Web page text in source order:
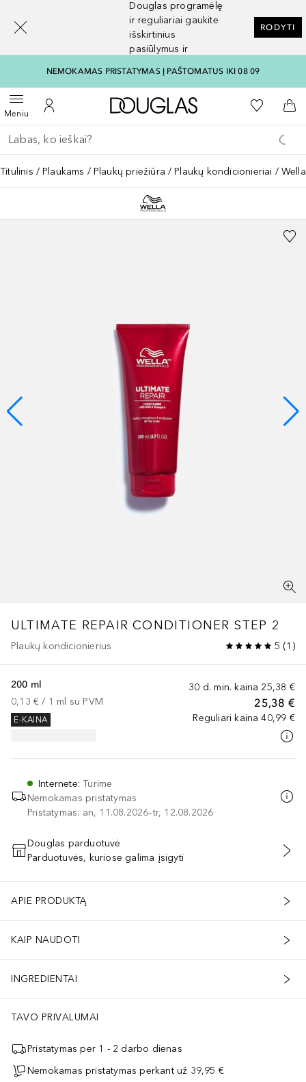
Douglas programėlę
ir reguliariai gaukite
išskirtinius
pasiūlymus ir
RODYTI
NEMOKAMAS PRISTATYMAS Į PAŠTOMATUS IKI 08 09
MeniuAtidaryti meniuĮ mano paskyrą
Į Douglas pagrindinį
Į mano
Į
Grįžk atgal
Vykdykite paiešką
Titulinis Plaukams Plaukų priežiūra Plaukų kondicionieriai
ULTIMATE REPAIR CONDITIONER STEP 2
Plaukų kondicionierius 5 (1 )
30 d. min. kaina 25,38 €
25,38 €
Reguliari kaina 40,99 €
200 ml
0,13 € / 1 ml su PVM
E-KAINA
Internete:Turime
Nemokamas pristatymas
Pristatymas: an, 11.08.2026–tr, 12.08.2026
PRIDĖTI Į KREPŠELĮ
Douglas parduotuvė
Parduotuvės, kuriose galima įsigyti
APIE PRODUKTĄ
KAIP NAUDOTI
INGREDIENTAI
TAVO PRIVALUMAI
Pristatymas per 1 - 2 darbo dienas
Nemokamas pristatymas perkant už 39,95 €
[navigation.slideout.screenreader]